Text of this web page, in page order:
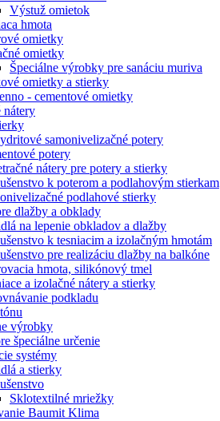
Výstuž omietok
hmota
omietky
omietky
Špeciálne výrobky pre sanáciu muriva
omietky a stierky
- cementové omietky
nátery
samonivelizačné potery
potery
nátery pre potery a stierky
k poterom a podlahovým stierkam
podlahové stierky
dlažby a obklady
na lepenie obkladov a dlažby
k tesniacim a izolačným hmotám
pre realizáciu dlažby na balkóne
hmota, silikónový tmel
a izolačné nátery a stierky
podkladu
výrobky
špeciálne určenie
systémy
a stierky
Sklotextilné mriežky
Baumit Klima